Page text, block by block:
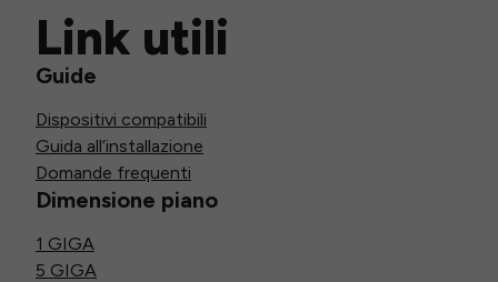
Link utili
Guide
Dispositivi compatibili
Guida all’installazione
Domande frequenti
Dimensione piano
1 GIGA
5 GIGA